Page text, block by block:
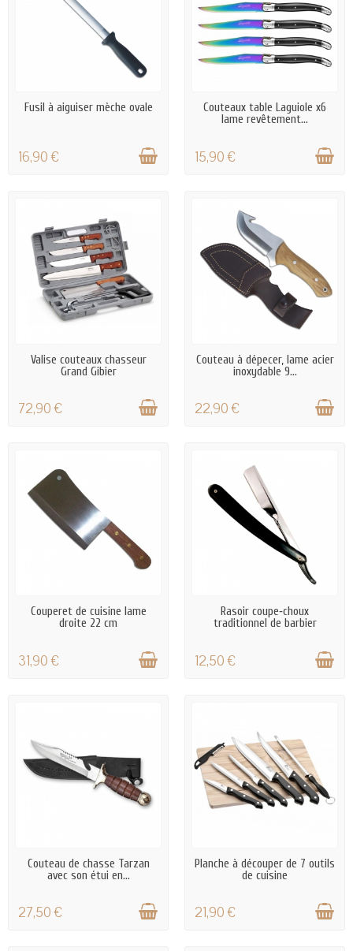
EN STOCK
Fusil à aiguiser mèche ovale
16,90 €
EN STOCK
Couteaux table Laguiole x6
lame revêtement...
15,90 €
EN STOCK
Valise couteaux chasseur
Grand Gibier
72,90 €
EN STOCK
Couteau à dépecer, lame acier
inoxydable 9...
22,90 €
EN STOCK
Couperet de cuisine lame
droite 22 cm
31,90 €
EN STOCK
Rasoir coupe‑choux
traditionnel de barbier
12,50 €
EN STOCK
Couteau de chasse Tarzan
avec son étui en...
27,50 €
EN STOCK
Planche à découper de 7 outils
de cuisine
21,90 €